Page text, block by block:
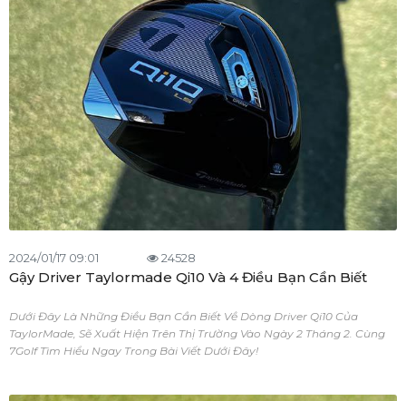
2024/01/17 09:01 24528
Gậy Driver Taylormade Qi10 Và 4 Điều Bạn Cần Biết
Dưới Đây Là Những Điều Bạn Cần Biết Về Dòng Driver Qi10 Của
TaylorMade, Sẽ Xuất Hiện Trên Thị Trường Vào Ngày 2 Tháng 2. Cùng
7Golf Tìm Hiểu Ngay Trong Bài Viết Dưới Đây!